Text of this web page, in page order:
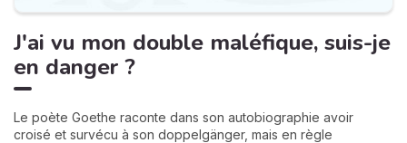
J'ai vu mon double maléfique, suis-je
en danger ?
Le poète Goethe raconte dans son autobiographie avoir
croisé et survécu à son doppelgänger, mais en règle